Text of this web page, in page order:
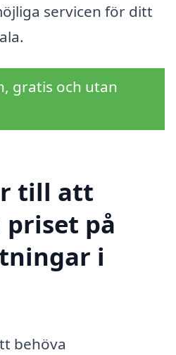
servicen för ditt
gratis och utan
till att
priset på
i
behöva